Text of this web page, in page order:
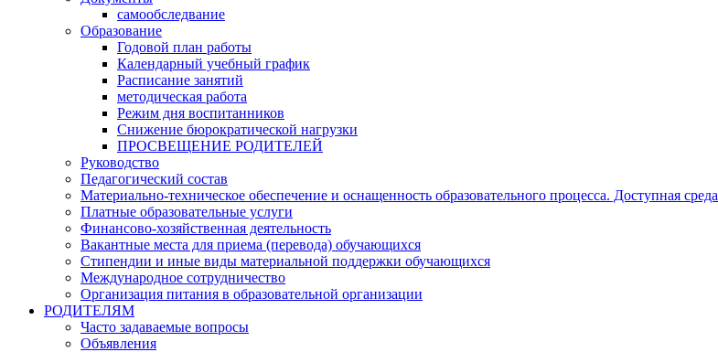
самообследвание
Образование
Годовой план работы
Календарный учебный график
Расписание занятий
методическая работа
Режим дня воспитанников
Снижение бюрократической нагрузки
ПРОСВЕЩЕНИЕ РОДИТЕЛЕЙ
Руководство
Педагогический состав
Материально-техническое обеспечение и оснащенность образовательного процесса. Доступная среда
Платные образовательные услуги
Финансово-хозяйственная деятельность
Вакантные места для приема (перевода) обучающихся
Стипендии и иные виды материальной поддержки обучающихся
Международное сотрудничество
Организация питания в образовательной организации
РОДИТЕЛЯМ
Часто задаваемые вопросы
Объявления